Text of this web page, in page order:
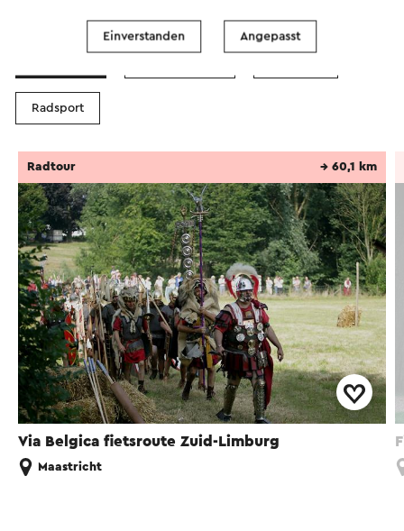
Radsport
Via Belgica fietsroute Zuid-Limburg
Radtour → 60,1 km
Maastricht
Einverstanden Angepasst